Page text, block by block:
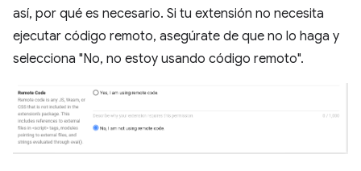
así, por qué es necesario. Si tu extensión no necesita
ejecutar código remoto, asegúrate de que no lo haga y
selecciona "No, no estoy usando código remoto".